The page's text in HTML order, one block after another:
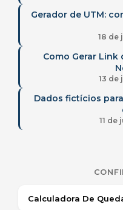
Gerador de UTM:
18 de
Como Gerar Link
13 de
Dados fictícios
11 de
Calculadora De